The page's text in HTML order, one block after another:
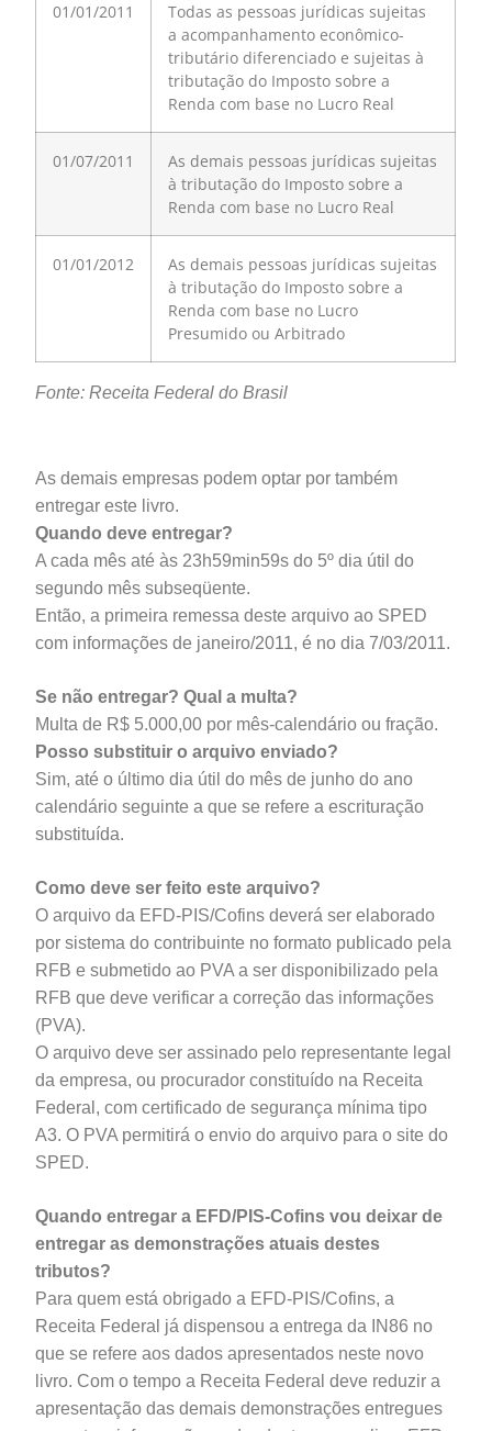
01/01/2011
Todas as pessoas jurídicas sujeitas
a acompanhamento econômico-
tributário diferenciado e sujeitas à
tributação do Imposto sobre a
Renda com base no Lucro Real
01/07/2011
As demais pessoas jurídicas sujeitas
à tributação do Imposto sobre a
Renda com base no Lucro Real
01/01/2012
As demais pessoas jurídicas sujeitas
à tributação do Imposto sobre a
Renda com base no Lucro
Presumido ou Arbitrado
Fonte: Receita Federal do Brasil
As demais empresas podem optar por também
entregar este livro.
Quando deve entregar?
A cada mês até às 23h59min59s do 5º dia útil do
segundo mês subseqüente.
Então, a primeira remessa deste arquivo ao SPED
com informações de janeiro/2011, é no dia 7/03/2011.
Se não entregar? Qual a multa?
Multa de R$ 5.000,00 por mês-calendário ou fração.
Posso substituir o arquivo enviado?
Sim, até o último dia útil do mês de junho do ano
calendário seguinte a que se refere a escrituração
substituída.
Como deve ser feito este arquivo?
O arquivo da EFD-PIS/Cofins deverá ser elaborado
por sistema do contribuinte no formato publicado pela
RFB e submetido ao PVA a ser disponibilizado pela
RFB que deve verificar a correção das informações
(PVA).
O arquivo deve ser assinado pelo representante legal
da empresa, ou procurador constituído na Receita
Federal, com certificado de segurança mínima tipo
A3. O PVA permitirá o envio do arquivo para o site do
SPED.
Quando entregar a EFD/PIS-Cofins vou deixar de
entregar as demonstrações atuais destes
tributos?
Para quem está obrigado a EFD-PIS/Cofins, a
Receita Federal já dispensou a entrega da IN86 no
que se refere aos dados apresentados neste novo
livro. Com o tempo a Receita Federal deve reduzir a
apresentação das demais demonstrações entregues